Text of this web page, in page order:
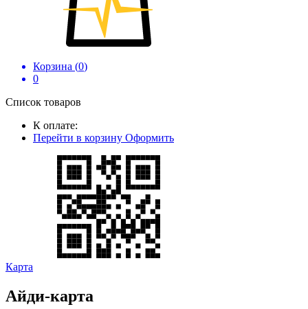
Корзина (0)
0
Список товаров
К оплате:
Перейти в корзину Оформить
Карта
Айди-карта